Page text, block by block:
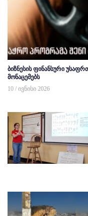
ბიზნესის ფინანსური
მონაცემებს
10 / ივნისი 2026